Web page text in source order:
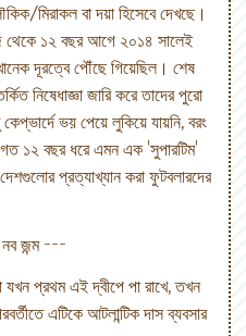
মিরাকল বা দয়া হিসেবে দেখছে।
১২ বছর আগে ২০১৪ সালেই
দূরত্বে পৌঁছে গিয়েছিল। শেষ
নিষেধাজ্ঞা জারি করে তাদের পুরো
ভয় পেয়ে লুকিয়ে যায়নি, বরং
১২ বছর ধরে এমন এক 'সুপারটিম'
প্রত্যাখ্যান করা ফুটবলারদের
জন্ম ---
যখন প্রথম এই দ্বীপে পা রাখে, তখন
এটিকে আটলান্টিক দাস ব্যবসার